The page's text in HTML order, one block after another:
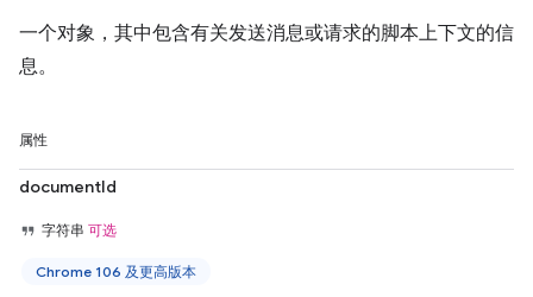
一个对象，其中包含有关发送消息或请求的脚本上下文的信
息。
属性
documentId
字符串 可选
Chrome 106 及更高版本